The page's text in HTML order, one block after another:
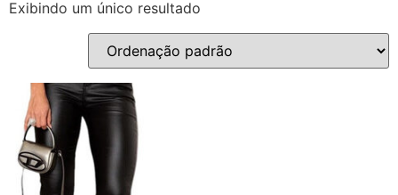
Exibindo um único resultado